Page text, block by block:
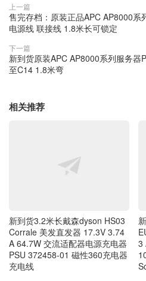
上一篇
售完存档：原装正品APC AP8000
电源线 联接线 1.8米长可锁定
下一篇
新到货原装APC AP8000系列服务器
至C14 1.8米弯
相关推荐
Corrale 美发直发器 17.3V 3.74
A 64.7W 交流适配器电源充电器
PSU 372458-01 磁性360充电器
充电线
3